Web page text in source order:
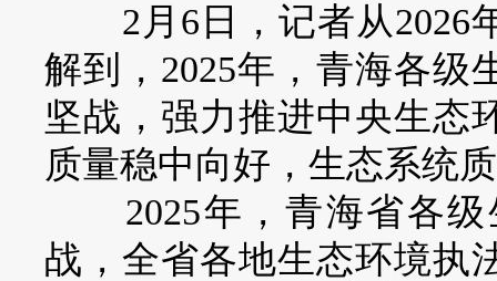
2月6日，记者从2026
解到，2025年，青海各级
坚战，强力推进中央生态
质量稳中向好，生态系统
2025年，青海省各级
战，全省各地生态环境执